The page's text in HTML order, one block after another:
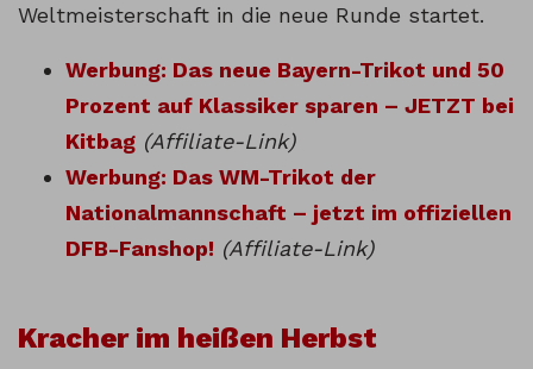
Weltmeisterschaft in die neue Runde startet.
Werbung: Das neue Bayern-Trikot und 50
Prozent auf Klassiker sparen – JETZT bei
Kitbag (Affiliate-Link)
Werbung: Das WM-Trikot der
Nationalmannschaft – jetzt im offiziellen
DFB-Fanshop! (Affiliate-Link)
Kracher im heißen Herbst